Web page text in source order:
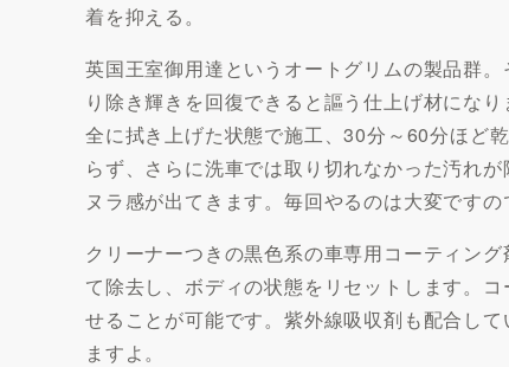
着を抑える。
英国王室御用達というオートグリムの製品群
り除き輝きを回復できると謳う仕上げ材にな
全に拭き上げた状態で施工、30分～60分ほど
らず、さらに洗車では取り切れなかった汚れ
ヌラ感が出てきます。毎回やるのは大変です
クリーナーつきの黒色系の車専用コーティン
て除去し、ボディの状態をリセットします。
せることが可能です。紫外線吸収剤も配合し
ますよ。